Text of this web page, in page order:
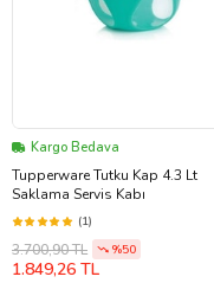
Kargo Bedava
Tupperware Tutku Kap 4.3 Lt
Saklama Servis Kabı
(1)
3.700,90 TL %50
1.849,26 TL